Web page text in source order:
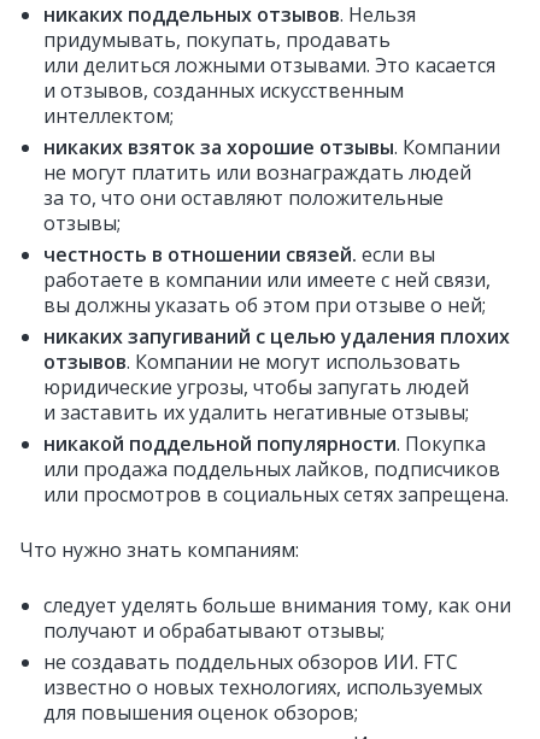
никаких поддельных отзывов. Нельзя
придумывать, покупать, продавать
или делиться ложными отзывами. Это касается
и отзывов, созданных искусственным
интеллектом;
никаких взяток за хорошие отзывы. Компании
не могут платить или вознаграждать людей
за то, что они оставляют положительные
отзывы;
честность в отношении связей. если вы
работаете в компании или имеете с ней связи,
вы должны указать об этом при отзыве о ней;
никаких запугиваний с целью удаления плохих
отзывов. Компании не могут использовать
юридические угрозы, чтобы запугать людей
и заставить их удалить негативные отзывы;
никакой поддельной популярности. Покупка
или продажа поддельных лайков, подписчиков
или просмотров в социальных сетях запрещена.
Что нужно знать компаниям:
следует уделять больше внимания тому, как они
получают и обрабатывают отзывы;
не создавать поддельных обзоров ИИ. FTC
известно о новых технологиях, используемых
для повышения оценок обзоров;